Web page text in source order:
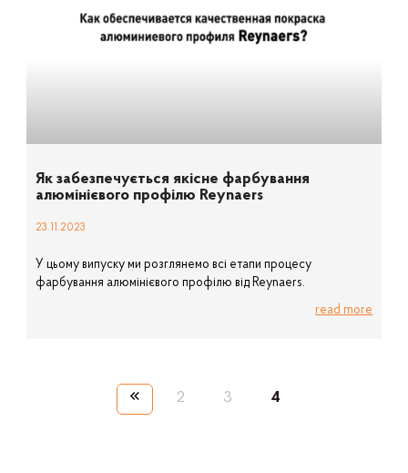
Як забезпечується якісне фарбування
алюмінієвого профілю Reynaers
23.11.2023
У цьому випуску ми розглянемо всі етапи процесу
фарбування алюмінієвого профілю від Reynaers.
read more
« 2 3 4